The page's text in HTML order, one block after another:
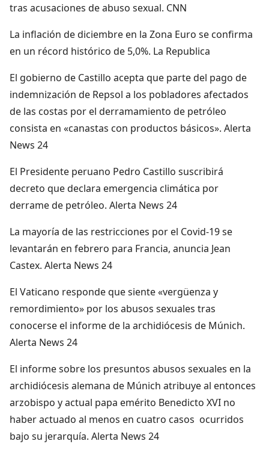
tras acusaciones de abuso sexual. CNN
La inflación de diciembre en la Zona Euro se confirma
en un récord histórico de 5,0%. La Republica
El gobierno de Castillo acepta que parte del pago de
indemnización de Repsol a los pobladores afectados
de las costas por el derramamiento de petróleo
consista en «canastas con productos básicos». Alerta
News 24
El Presidente peruano Pedro Castillo suscribirá
decreto que declara emergencia climática por
derrame de petróleo. Alerta News 24
La mayoría de las restricciones por el Covid-19 se
levantarán en febrero para Francia, anuncia Jean
Castex. Alerta News 24
El Vaticano responde que siente «vergüenza y
remordimiento» por los abusos sexuales tras
conocerse el informe de la archidiócesis de Múnich.
Alerta News 24
El informe sobre los presuntos abusos sexuales en la
archidiócesis alemana de Múnich atribuye al entonces
arzobispo y actual papa emérito Benedicto XVI no
haber actuado al menos en cuatro casos ocurridos
bajo su jerarquía. Alerta News 24